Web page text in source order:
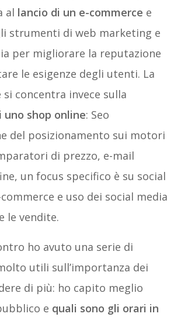
al lancio di un e-commerce e
strumenti di web marketing e
per migliorare la reputazione
le esigenze degli utenti. La
concentra invece sulla
uno shop online: Seo
del posizionamento sui motori
di prezzo, e-mail
un focus specifico è su social
e uso dei social media
le vendite.
ho avuto una serie di
utili sull’importanza dei
di più: ho capito meglio
e quali sono gli orari in